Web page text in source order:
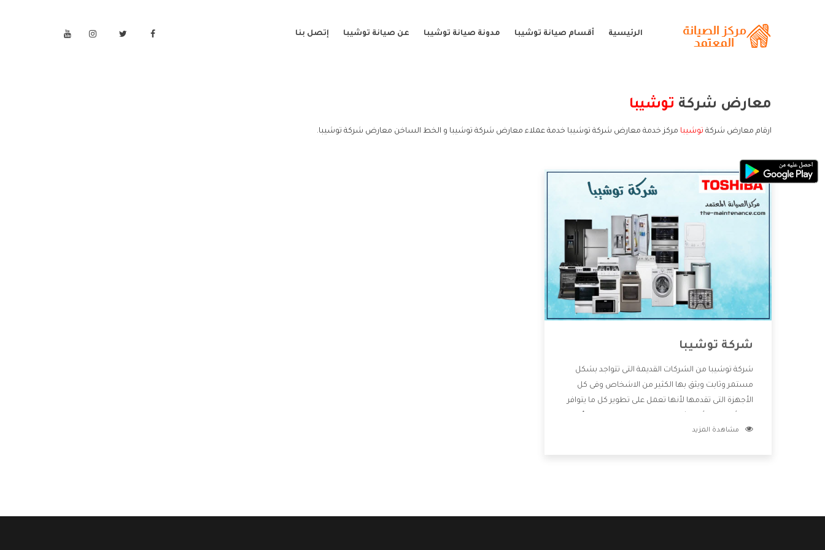
الرئيسية أقسام صيانة توشيبا مدونة صيانة توشيبا عن صيانة توشيبا إتصل بنا
معارض شركة توشيبا
ارقام معارض شركة توشيبا مركز خدمة معارض شركة توشيبا خدمة عملاء معارض شركة توشيبا و الخط الساخن معارض شركة توشيبا.
شركة توشيبا
شركة توشيبا من الشركات القديمة التى تتواجد بشكل
مستمر وثابت ويثق بها الكثير من الاشخاص وفى كل
الأجهزة التى تقدمها لأنها تعمل على تطوير كل ما يتوافر
خدمات ما بعد البيع مع المنتجات وتقدم للعملاء أقوى
مشاهدة المزيد